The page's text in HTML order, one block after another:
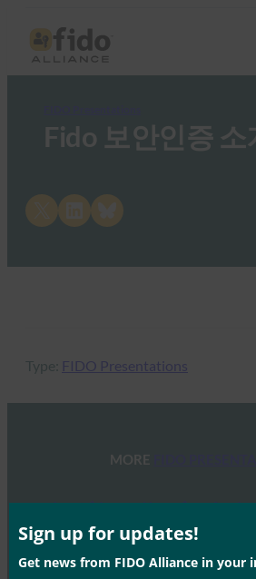
Fido 보안인증 소
Share on LinkedInShare on Bluesky
Type: FIDO Presentations
MORE
UXウェビナーシリーズ：パスキ
証で収益を上げ、コストを削減す
FIDO Presentations
Sign up for updates!
Get news from FIDO Alliance in your